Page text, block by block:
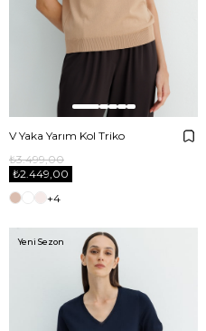
V Yaka Yarım Kol Triko
₺2.449,00
₺3.499,00
+4
Yeni Sezon